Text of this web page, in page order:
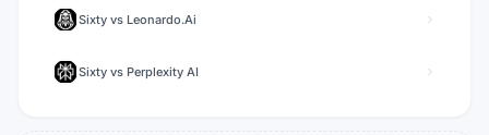
Sixty vs Leonardo.Ai
Sixty vs Perplexity AI